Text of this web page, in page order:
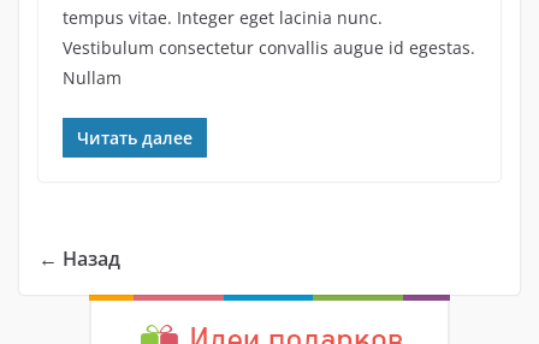
tempus vitae. Integer eget lacinia nunc.
Vestibulum consectetur convallis augue id egestas.
Nullam
Читать далее
← Назад